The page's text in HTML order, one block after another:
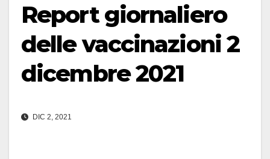
Report giornaliero
delle vaccinazioni 2
dicembre 2021
DIC 2, 2021